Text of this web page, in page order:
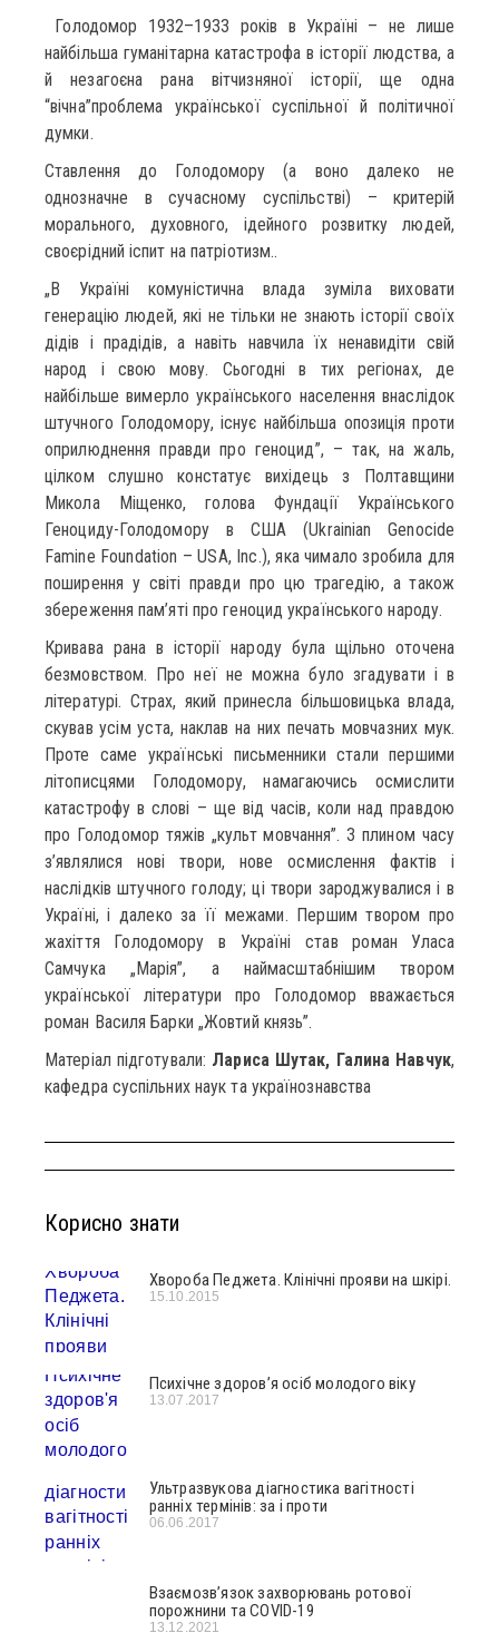
Голодомор 1932–1933 років в Україні – не лише
найбільша гуманітарна катастрофа в історії людства, а
й незагоєна рана вітчизняної історії, ще одна
“вічна”проблема української суспільної й політичної
думки.
Ставлення до Голодомору (а воно далеко не
однозначне в сучасному суспільстві) – критерій
морального, духовного, ідейного розвитку людей,
своєрідний іспит на патріотизм..
„В Україні комуністична влада зуміла виховати
генерацію людей, які не тільки не знають історії своїх
дідів і прадідів, а навіть навчила їх ненавидіти свій
народ і свою мову. Сьогодні в тих регіонах, де
найбільше вимерло українського населення внаслідок
штучного Голодомору, існує найбільша опозиція проти
оприлюднення правди про геноцид”, – так, на жаль,
цілком слушно констатує вихідець з Полтавщини
Микола Міщенко, голова Фундації Українського
Геноциду-Голодомору в США (Ukrainian Genocide
Famine Foundation – USA, Inc.), яка чимало зробила для
поширення у світі правди про цю трагедію, а також
збереження пам’яті про геноцид українського народу.
Кривава рана в історії народу була щільно оточена
безмовством. Про неї не можна було згадувати і в
літературі. Страх, який принесла більшовицька влада,
скував усім уста, наклав на них печать мовчазних мук.
Проте саме українські письменники стали першими
літописцями Голодомору, намагаючись осмислити
катастрофу в слові – ще від часів, коли над правдою
про Голодомор тяжів „культ мовчання”. З плином часу
з’являлися нові твори, нове осмислення фактів і
наслідків штучного голоду; ці твори зароджувалися і в
Україні, і далеко за її межами. Першим твором про
жахіття Голодомору в Україні став роман Уласа
Самчука „Марія”, а наймасштабнішим твором
української літератури про Голодомор вважається
роман Василя Барки „Жовтий князь”.
Матеріал підготували: Лариса Шутак, Галина Навчук,
кафедра суспільних наук та українознавства
Корисно знати
Хвороба Педжета. Клінічні прояви на шкірі.
15.10.2015
Психічне здоров’я осіб молодого віку
13.07.2017
Ультразвукова діагностика вагітності
ранніх термінів: за і проти
06.06.2017
Взаємозв’язок захворювань ротової
порожнини та COVID-19
13.12.2021